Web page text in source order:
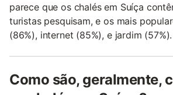
parece que os chalés em Suíça
turistas pesquisam, e os mais
(86%), internet (85%), e jardim
Como são, geralmente,